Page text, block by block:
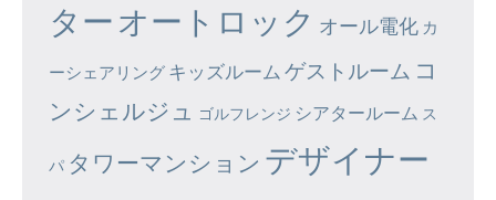
ター オートロック オール電化 カ
ーシェアリング キッズルーム ゲストルーム コ
ンシェルジュ
ゴルフレンジ シアタールーム ス
パ タワーマンション デザイナー